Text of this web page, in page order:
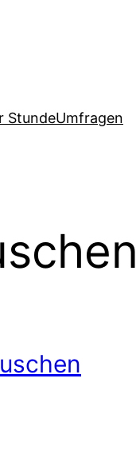
StundeUmfragen